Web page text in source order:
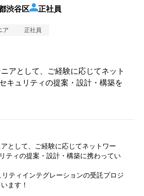
渋谷区 正社員
ア 正社員
アとして、ご経験に応じてネット
キュリティの提案・設計・構築を
として、ご経験に応じてネットワー
ティの提案・設計・構築に携わってい
ティインテグレーションの受託プロジ
ます！